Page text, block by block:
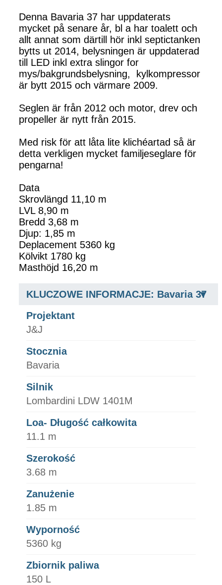
Denna Bavaria 37 har uppdaterats
mycket på senare år, bl a har toalett och
allt annat som därtill hör inkl septictanken
bytts ut 2014, belysningen är uppdaterad
till LED inkl extra slingor for
mys/bakgrundsbelysning, kylkompressor
är bytt 2015 och värmare 2009.
Seglen är från 2012 och motor, drev och
propeller är nytt från 2015.
Med risk för att låta lite klichéartad så är
detta verkligen mycket familjeseglare för
pengarna!
Data
Skrovlängd 11,10 m
LVL 8,90 m
Bredd 3,68 m
Djup: 1,85 m
Deplacement 5360 kg
Kölvikt 1780 kg
Masthöjd 16,20 m
KLUCZOWE INFORMACJE: Bavaria 37
Projektant
J&J
Stocznia
Bavaria
Silnik
Lombardini LDW 1401M
Loa- Długość całkowita
11.1 m
Szerokość
3.68 m
Zanużenie
1.85 m
Wyporność
5360 kg
Zbiornik paliwa
150 L